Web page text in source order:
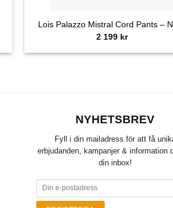
Lois Palazzo Mistral Cord Pants –
2 199 kr
NYHETSBREV
Fyll i din mailadress för att få
erbjudanden, kampanjer & information
din inbox!